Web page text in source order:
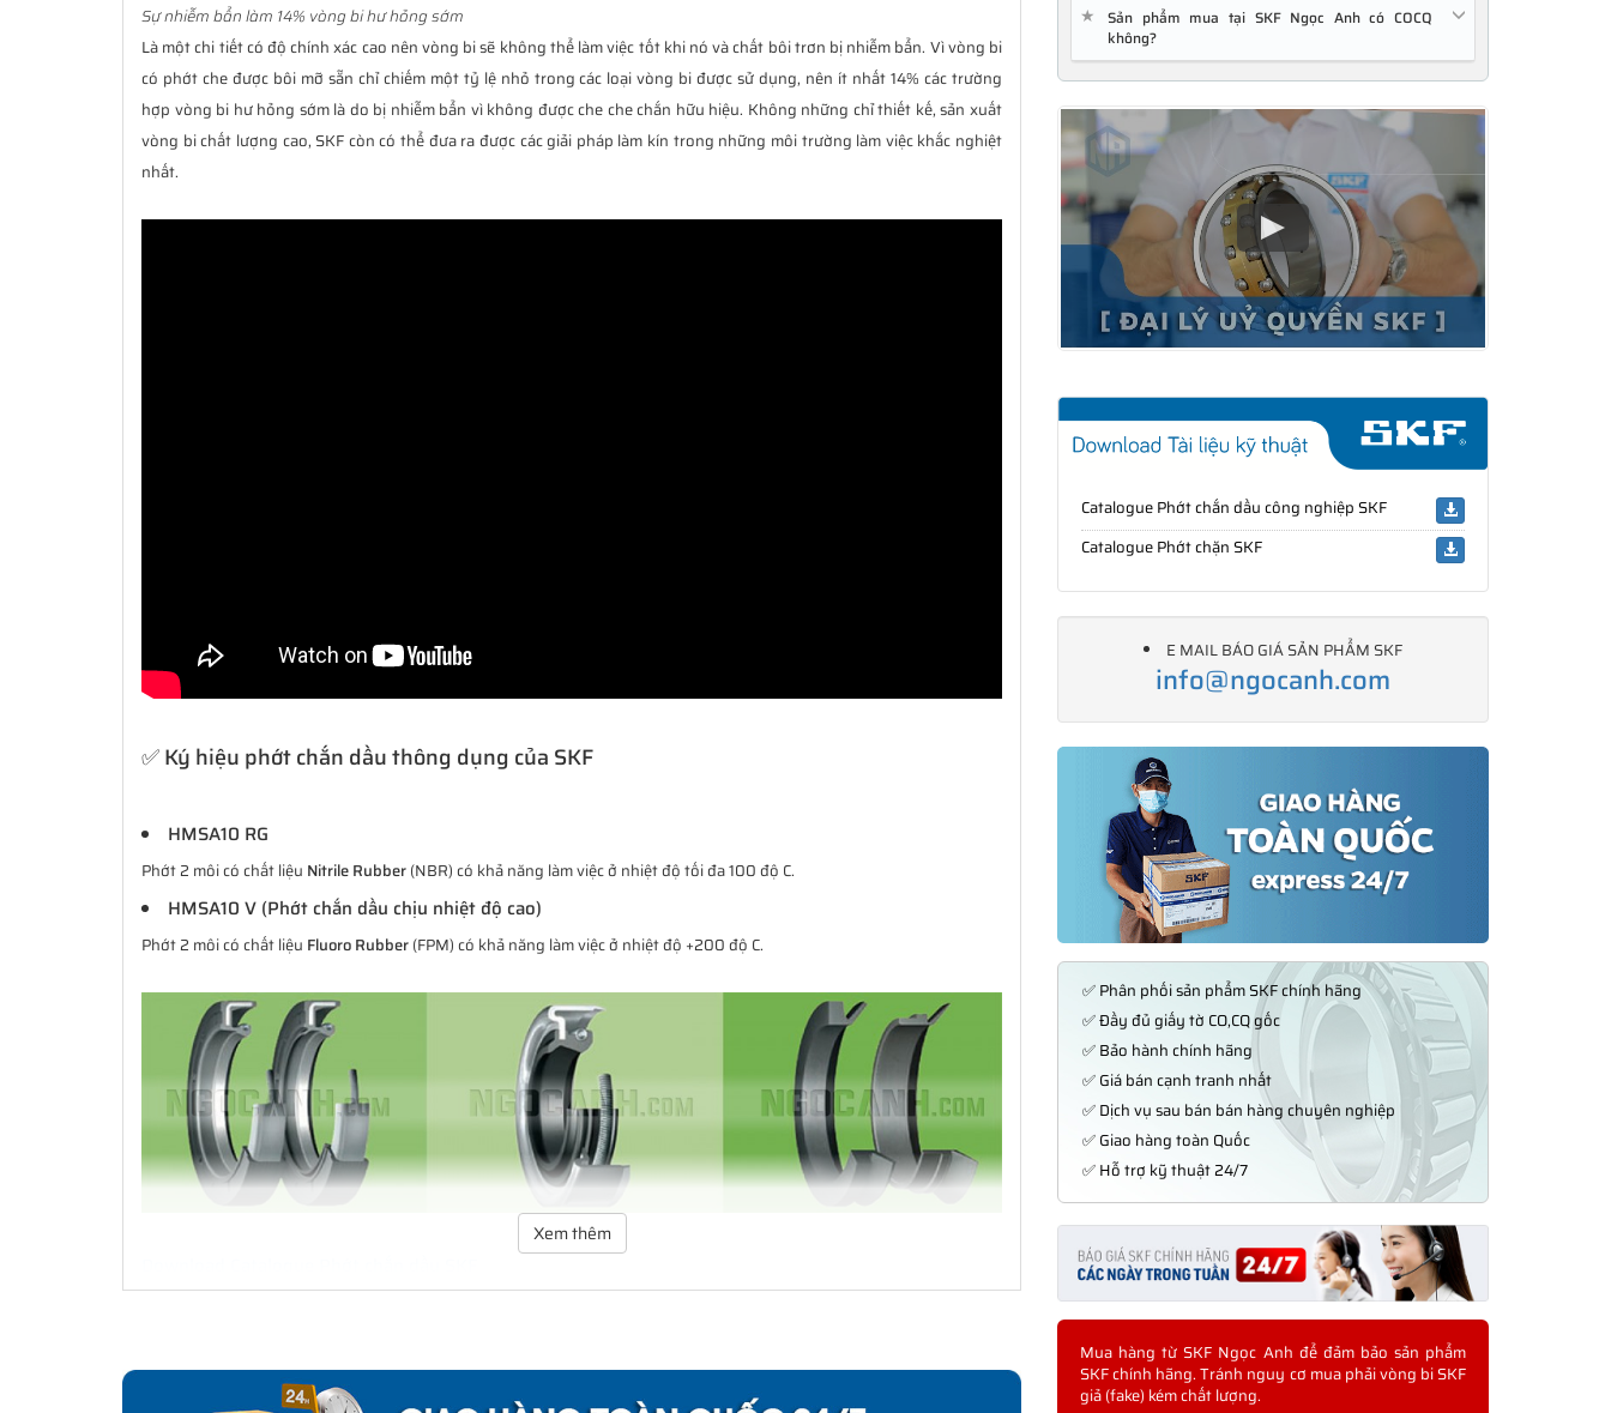
Sự nhiễm bẩn làm 14% vòng bi hư hỏng sớm
Là một chi tiết có độ chính xác cao nên vòng bi sẽ không thể làm việc tốt khi nó và chất bôi trơn bị nhiễm bẩn. Vì vòng bi
có phớt che được bôi mỡ sẵn chỉ chiếm một tỷ lệ nhỏ trong các loại vòng bi được sử dụng, nên ít nhất 14% các trường
hợp vòng bi hư hỏng sớm là do bị nhiễm bẩn vì không được che che chắn hữu hiệu. Không những chỉ thiết kế, sản xuất
vòng bi chất lượng cao, SKF còn có thể đưa ra được các giải pháp làm kín trong những môi trường làm việc khắc nghiệt
nhất.
✅ Ký hiệu phớt chắn dầu thông dụng của SKF
HMSA10 RG
Phớt 2 môi có chất liệu Nitrile Rubber(NBR) có khả năng làm việc ở nhiệt độ tối đa 100 độ C.
HMSA10 V (Phớt chắn dầu chịu nhiệt độ cao)
Phớt 2 môi có chất liệu Fluoro Rubber(FPM) có khả năng làm việc ở nhiệt độ +200 độ C.
xúc với bề mặt cố định hay bề mặt trượt và xoay. Đa dạng thiết kế có khả năng đáp ứng hầu như toàn bộ tất cả các yêu
cầu ứng dụng. Không chỉ là các ứng dụng làm kín đơn giản mà còn có một dãy sản phẩm đa dạng cho các yêu cầu ứng
Xem thêm
★
Sản phẩm mua tại SKF Ngọc Anh có COCQ
không?
Catalogue Phớt chắn dầu công nghiệp SKF
Catalogue Phớt chặn SKF
E MAIL BÁO GIÁ SẢN PHẨM SKF
info@ngocanh.com
✅ Phân phối sản phẩm SKF chính hãng
✅ Đầy đủ giấy tờ CO,CQ gốc
✅ Bảo hành chính hãng
✅ Giá bán cạnh tranh nhất
✅ Dịch vụ sau bán bán hàng chuyên nghiệp
✅ Giao hàng toàn Quốc
✅ Hỗ trợ kỹ thuật 24/7
Mua hàng từ SKF Ngọc Anh để đảm bảo sản phẩm
SKF chính hãng. Tránh nguy cơ mua phải vòng bi SKF
giả (fake) kém chất lượng.